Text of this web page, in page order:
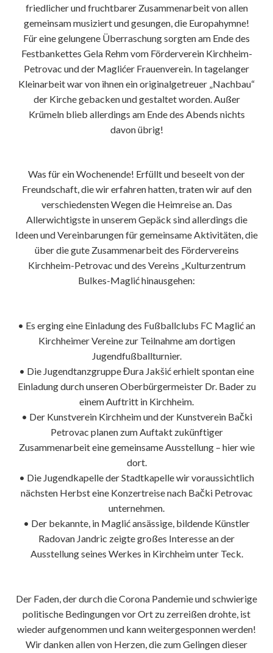
friedlicher und fruchtbarer Zusammenarbeit von allen
gemeinsam musiziert und gesungen, die Europahymne!
Für eine gelungene Überraschung sorgten am Ende des
Festbankettes Gela Rehm vom Förderverein Kirchheim-
Petrovac und der Maglićer Frauenverein. In tagelanger
Kleinarbeit war von ihnen ein originalgetreuer „Nachbau“
der Kirche gebacken und gestaltet worden. Außer
Krümeln blieb allerdings am Ende des Abends nichts
davon übrig!
Was für ein Wochenende! Erfüllt und beseelt von der
Freundschaft, die wir erfahren hatten, traten wir auf den
verschiedensten Wegen die Heimreise an. Das
Allerwichtigste in unserem Gepäck sind allerdings die
Ideen und Vereinbarungen für gemeinsame Aktivitäten, die
über die gute Zusammenarbeit des Fördervereins
Kirchheim-Petrovac und des Vereins „Kulturzentrum
Bulkes-Maglić hinausgehen:
• Es erging eine Einladung des Fußballclubs FC Maglić an
Kirchheimer Vereine zur Teilnahme am dortigen
Jugendfußballturnier.
• Die Jugendtanzgruppe Đura Jakšić erhielt spontan eine
Einladung durch unseren Oberbürgermeister Dr. Bader zu
einem Auftritt in Kirchheim.
• Der Kunstverein Kirchheim und der Kunstverein Bački
Petrovac planen zum Auftakt zukünftiger
Zusammenarbeit eine gemeinsame Ausstellung – hier wie
dort.
• Die Jugendkapelle der Stadtkapelle wir voraussichtlich
nächsten Herbst eine Konzertreise nach Bački Petrovac
unternehmen.
• Der bekannte, in Maglić ansässige, bildende Künstler
Radovan Jandric zeigte großes Interesse an der
Ausstellung seines Werkes in Kirchheim unter Teck.
Der Faden, der durch die Corona Pandemie und schwierige
politische Bedingungen vor Ort zu zerreißen drohte, ist
wieder aufgenommen und kann weitergesponnen werden!
Wir danken allen von Herzen, die zum Gelingen dieser